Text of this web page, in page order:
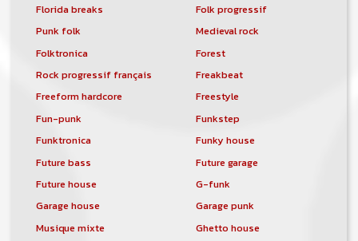
Florida breaks
Folk progressif
Punk folk
Medieval rock
Folktronica
Forest
Rock progressif français
Freakbeat
Freeform hardcore
Freestyle
Fun-punk
Funkstep
Funktronica
Funky house
Future bass
Future garage
Future house
G-funk
Garage house
Garage punk
Musique mixte
Ghetto house